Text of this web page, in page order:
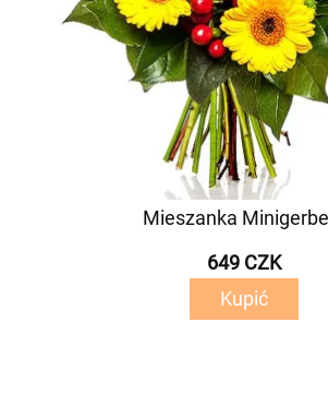
Mieszanka
649 CZK
Kupić